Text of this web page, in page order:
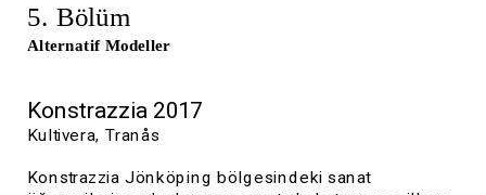
5. Bölüm
Alternatif Modeller
Konstrazzia 2017
Kultivera, Tranås
Konstrazzia Jönköping bölgesindeki sanat